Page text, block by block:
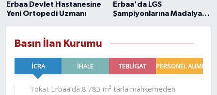
Erbaa Devlet Hastanesine
Yeni Ortopedi Uzmanı
Erbaa'da LGS
Şampiyonlarına Madalya
Basın İlan Kurumu